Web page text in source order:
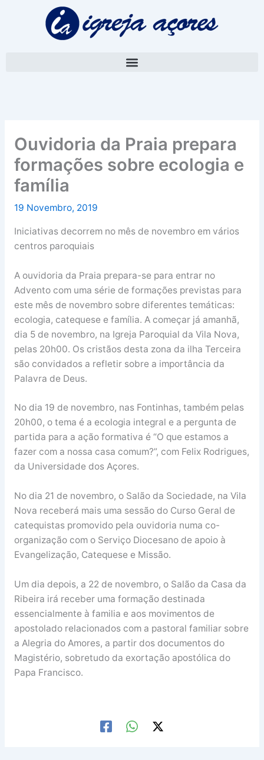
Ouvidoria da Praia prepara
formações sobre ecologia e
família
19 Novembro, 2019
Iniciativas decorrem no mês de novembro em vários
centros paroquiais
A ouvidoria da Praia prepara-se para entrar no
Advento com uma série de formações previstas para
este mês de novembro sobre diferentes temáticas:
ecologia, catequese e família. A começar já amanhã,
dia 5 de novembro, na Igreja Paroquial da Vila Nova,
pelas 20h00. Os cristãos desta zona da ilha Terceira
são convidados a refletir sobre a importância da
Palavra de Deus.
No dia 19 de novembro, nas Fontinhas, também pelas
20h00, o tema é a ecologia integral e a pergunta de
partida para a ação formativa é “O que estamos a
fazer com a nossa casa comum?”, com Felix Rodrigues,
da Universidade dos Açores.
No dia 21 de novembro, o Salão da Sociedade, na Vila
Nova receberá mais uma sessão do Curso Geral de
catequistas promovido pela ouvidoria numa co-
organização com o Serviço Diocesano de apoio à
Evangelização, Catequese e Missão.
Um dia depois, a 22 de novembro, o Salão da Casa da
Ribeira irá receber uma formação destinada
essencialmente à familia e aos movimentos de
apostolado relacionados com a pastoral familiar sobre
a Alegria do Amores, a partir dos documentos do
Magistério, sobretudo da exortação apostólica do
Papa Francisco.